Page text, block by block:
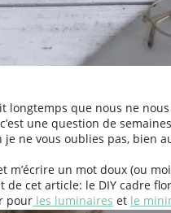
longtemps que nous ne
une question de
je ne vous oublies pas,
m’écrire un mot doux (ou
de cet article: le DIY cadre
pour les luminaires et le